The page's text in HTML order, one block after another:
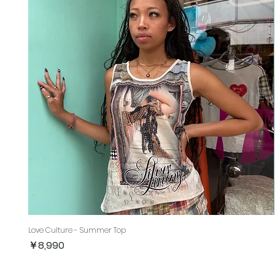
Love Culture - Summer Top
価格
￥8,990